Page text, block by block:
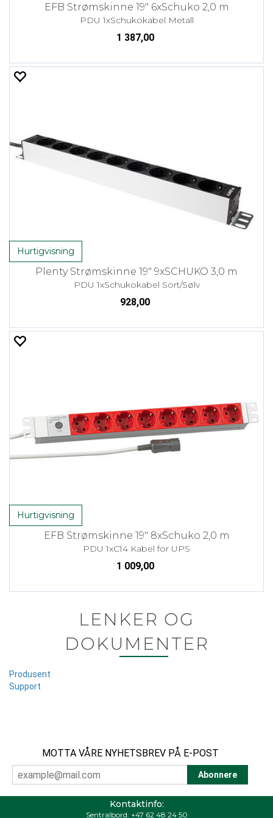
EFB Strømskinne 19" 6xSchuko 2,0 m
PDU 1xSchukokabel Metall
1 387,00
Hurtigvisning
Plenty Strømskinne 19" 9xSCHUKO 3,0 m
PDU 1xSchukokabel Sort/Sølv
928,00
Hurtigvisning
EFB Strømskinne 19" 8xSchuko 2,0 m
PDU 1xC14 Kabel for UPS
1 009,00
LENKER OG
DOKUMENTER
Produsent
Support
MOTTA VÅRE NYHETSBREV PÅ E-POST
Kontaktinfo:
Sentralbord: +47 62 48 24 50